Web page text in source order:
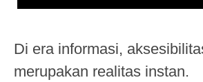
Di era informasi,
merupakan realitas instan.